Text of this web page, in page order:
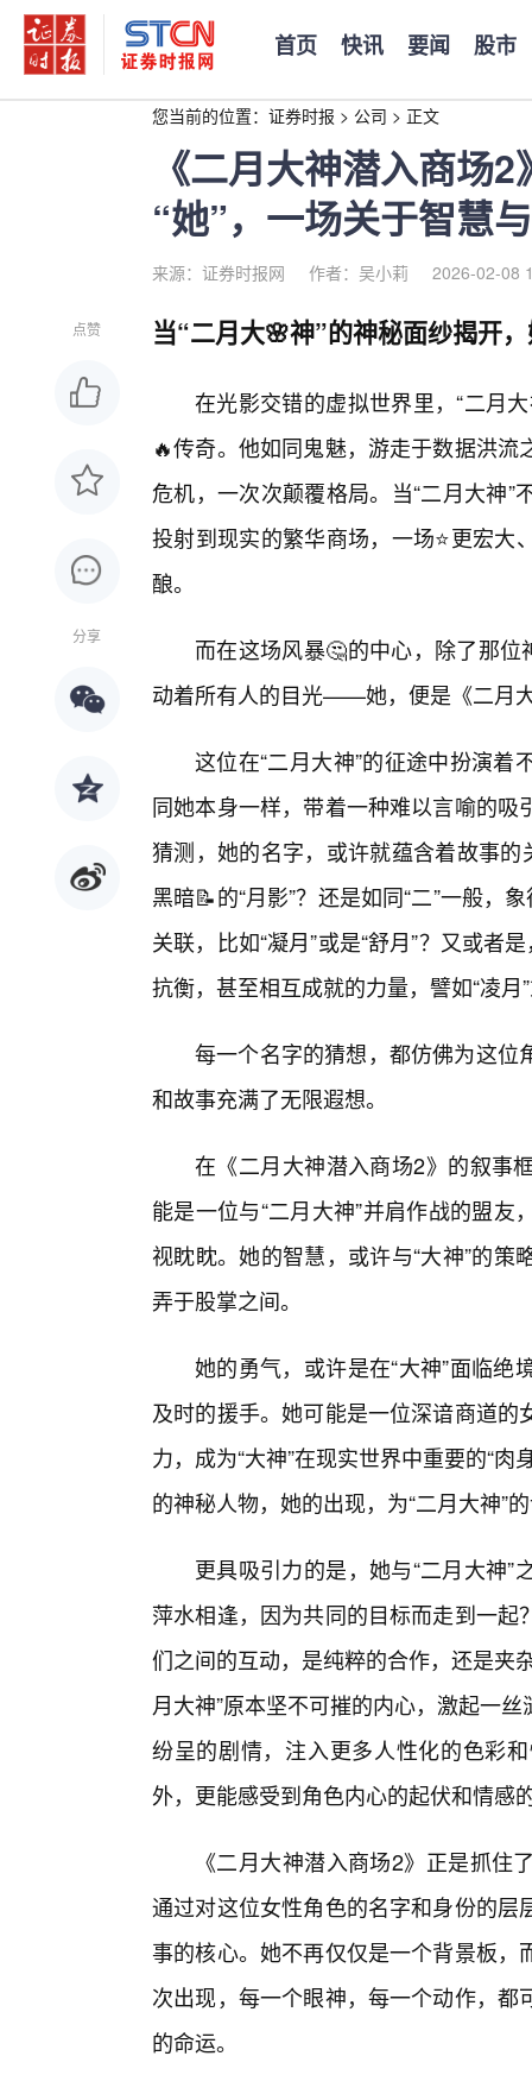
首页 快讯 要闻 股市
您当前的位置： 证券时报 > 公司 > 正文
《二月大神潜入商场
“她”，一场关于智慧
来源：证券时报网 作者：吴小莉 2026-02-08
点赞
分享
当“二月大🌸神”的神秘面纱揭开
在光影交错的虚拟世界里，“二月
🔥传奇。他如同鬼魅，游走于数据洪
危机，一次次颠覆格局。当“二月大神
投射到现实的繁华商场，一场⭐更宏
酿。
而在这场风暴🤔的中心，除了那位
动着所有人的目光——她，便是《二月
这位在“二月大神”的征途中扮演
同她本身一样，带着一种难以言喻的
猜测，她的名字，或许就蕴含着故事
黑暗📝的“月影”？还是如同“二”一般，
关联，比如“凝月”或是“舒月”？又或者
抗衡，甚至相互成就的力量，譬如“凌月
每一个名字的猜想，都仿佛为这位
和故事充满了无限遐想。
在《二月大神潜入商场2》的叙事
能是一位与“二月大神”并肩作战的盟
视眈眈。她的智慧，或许与“大神”的
弄于股掌之间。
她的勇气，或许是在“大神”面临
及时的援手。她可能是一位深谙商道
力，成为“大神”在现实世界中重要的“
的神秘人物，她的出现，为“二月大神”
更具吸引力的是，她与“二月大神
萍水相逢，因为共同的目标而走到一
们之间的互动，是纯粹的合作，还是夹
月大神”原本坚不可摧的内心，激起一
纷呈的剧情，注入更多人性化的色彩
外，更能感受到角色内心的起伏和情感
《二月大神潜入商场2》正是抓
通过对这位女性角色的名字和身份的
事的核心。她不再仅仅是一个背景板
次出现，每一个眼神，每一个动作，
的命运。